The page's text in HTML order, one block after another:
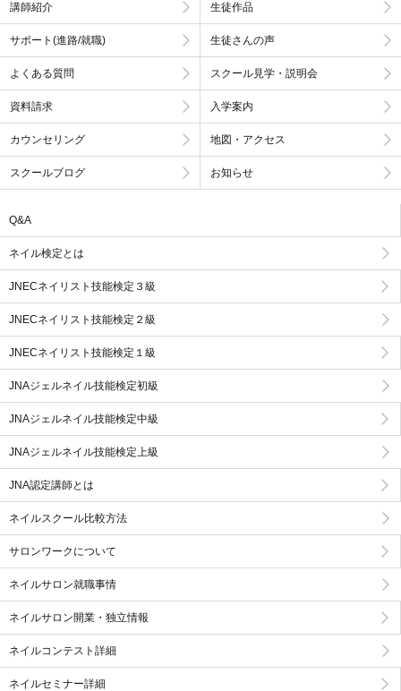
講師紹介 生徒作品
サポート(進路/就職) 生徒さんの声
よくある質問 スクール見学・説明会
資料請求 入学案内
カウンセリング 地図・アクセス
スクールブログ お知らせ
Q&A
ネイル検定とは
JNECネイリスト技能検定３級
JNECネイリスト技能検定２級
JNECネイリスト技能検定１級
JNAジェルネイル技能検定初級
JNAジェルネイル技能検定中級
JNAジェルネイル技能検定上級
JNA認定講師とは
ネイルスクール比較方法
サロンワークについて
ネイルサロン就職事情
ネイルサロン開業・独立情報
ネイルコンテスト詳細
ネイルセミナー詳細